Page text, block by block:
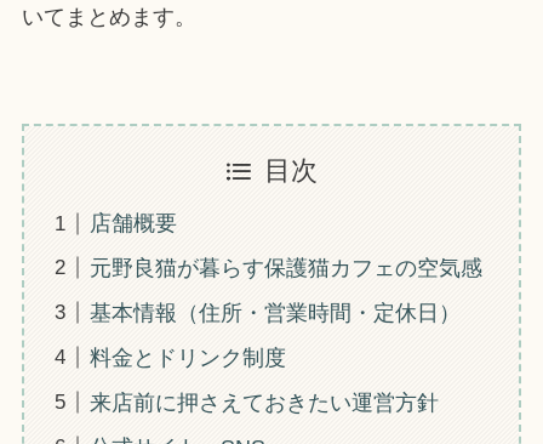
いてまとめます。
目次
店舗概要
元野良猫が暮らす保護猫カフェの空気感
基本情報（住所・営業時間・定休日）
料金とドリンク制度
来店前に押さえておきたい運営方針